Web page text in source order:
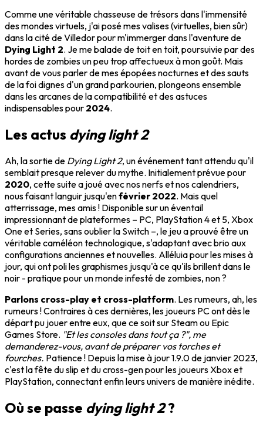
Comme une véritable chasseuse de trésors dans l'immensité
des mondes virtuels, j'ai posé mes valises (virtuelles, bien sûr)
dans la cité de Villedor pour m'immerger dans l'aventure de
Dying Light 2. Je me balade de toit en toit, poursuivie par des
hordes de zombies un peu trop affectueux à mon goût. Mais
avant de vous parler de mes épopées nocturnes et des sauts
de la foi dignes d'un grand parkourien, plongeons ensemble
dans les arcanes de la compatibilité et des astuces
indispensables pour 2024.
Les actus dying light 2
Ah, la sortie de Dying Light 2, un événement tant attendu qu'il
semblait presque relever du mythe. Initialement prévue pour
2020, cette suite a joué avec nos nerfs et nos calendriers,
nous faisant languir jusqu'enfévrier 2022. Mais quel
atterrissage, mes amis ! Disponible sur un éventail
impressionnant de plateformes – PC, PlayStation 4 et 5, Xbox
One et Series, sans oublier la Switch –, le jeu a prouvé être un
véritable caméléon technologique, s'adaptant avec brio aux
configurations anciennes et nouvelles. Alléluia pour les mises à
jour, qui ont poli les graphismes jusqu'à ce qu'ils brillent dans le
noir - pratique pour un monde infesté de zombies, non ?
Parlons cross-play et cross-platform. Les rumeurs, ah, les
rumeurs ! Contraires à ces dernières, les joueurs PC ont dès le
départ pu jouer entre eux, que ce soit sur Steam ou Epic
Games Store. "Et les consoles dans tout ça ?", me
demanderez-vous, avant de préparer vos torches et
fourches. Patience ! Depuis la mise à jour 1.9.0 de janvier 2023,
c'est la fête du slip et du cross-gen pour les joueurs Xbox et
PlayStation, connectant enfin leurs univers de manière inédite.
Où se passe dying light 2?